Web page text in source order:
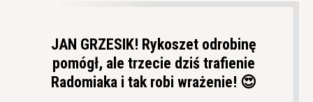
JAN GRZESIK! Rykoszet odrobinę
pomógł, ale trzecie dziś trafienie
Radomiaka i tak robi wrażenie! 😍